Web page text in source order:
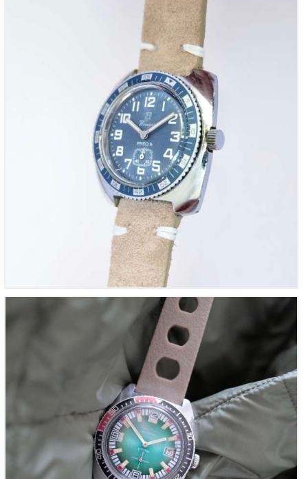
Wenger, Plongeuse Vintage
Jean Herber ‘Black Jack Diver’s’